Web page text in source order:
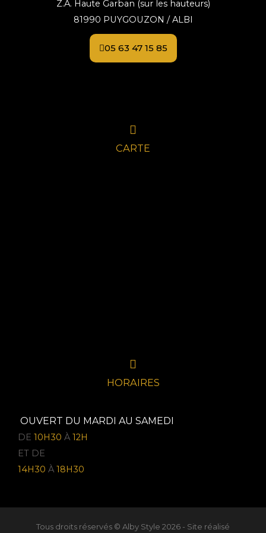
Z.A. Haute Garban (sur les hauteurs)
81990 PUYGOUZON / ALBI
05 63 47 15 85
CARTE
HORAIRES
OUVERT DU MARDI AU SAMEDI
DE 10H30 À 12H
ET DE
14H30 À 18H30
Tous droits réservés © Alby Style 2026 - Site réalisé